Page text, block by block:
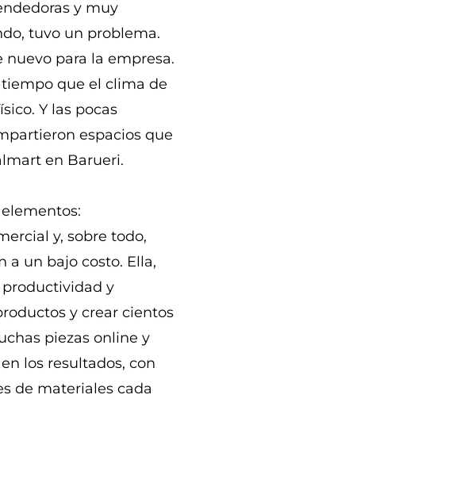
y muy
tuvo un problema.
para la empresa.
que el clima de
Y las pocas
espacios que
en Barueri.
y, sobre todo,
un bajo costo. Ella,
y
y crear cientos
piezas online y
los resultados, con
de materiales cada